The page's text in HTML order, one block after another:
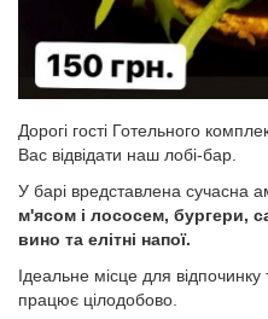
Дорогі гості Готельного
Вас відвідати наш лобі-бар.
У барі вредставлена сучасна
м'ясом і лососем, бургери,
вино та елітні напої.
Ідеальне місце для
працює цілодобово.